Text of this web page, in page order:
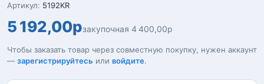
Артикул: 5192KR
5 192,00рзакупочная 4 400,00р
Чтобы заказать товар через совместную покупку, нужен аккаунт
— зарегистрируйтесь или войдите.